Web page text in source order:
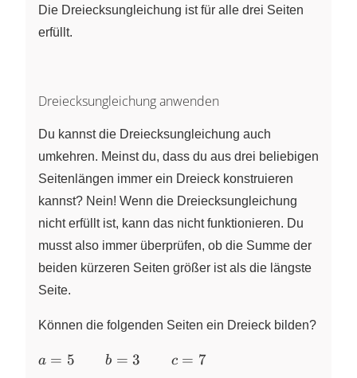
15 > 4
= 12
\Rightarrow
Die Dreiecksungleichung ist für alle drei Seiten
erfüllt.
Dreiecksungleichung anwenden
Du kannst die Dreiecksungleichung auch
umkehren. Meinst du, dass du aus drei beliebigen
Seitenlängen immer ein Dreieck konstruieren
kannst? Nein! Wenn die Dreiecksungleichung
nicht erfüllt ist, kann das nicht funktionieren. Du
musst also immer überprüfen, ob die Summe der
beiden kürzeren Seiten größer ist als die längste
Seite.
Können die folgenden Seiten ein Dreieck bilden?
a = 5
a = 5 b = 3 c = 7